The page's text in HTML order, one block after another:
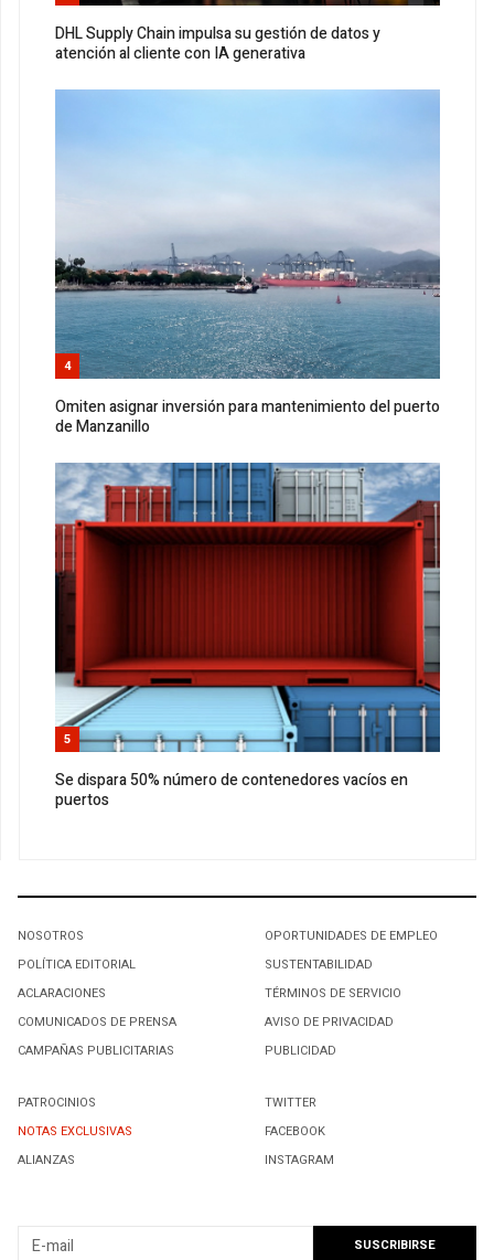
DHL Supply Chain impulsa su gestión de datos y
atención al cliente con IA generativa
4
Omiten asignar inversión para mantenimiento del puerto
de Manzanillo
5
Se dispara 50% número de contenedores vacíos en
puertos
NOSOTROS
POLÍTICA EDITORIAL
ACLARACIONES
COMUNICADOS DE PRENSA
CAMPAÑAS PUBLICITARIAS
OPORTUNIDADES DE EMPLEO
SUSTENTABILIDAD
TÉRMINOS DE SERVICIO
AVISO DE PRIVACIDAD
PUBLICIDAD
PATROCINIOS
NOTAS EXCLUSIVAS
ALIANZAS
TWITTER
FACEBOOK
INSTAGRAM